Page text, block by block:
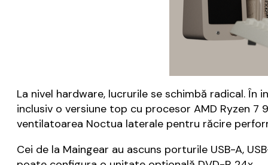
La nivel hardware, lucrurile se schimbă radical.
inclusiv o versiune top cu procesor AMD Ryzen 7
ventilatoarea Noctua laterale pentru răcire
Cei de la Maingear au ascuns porturile USB-A,